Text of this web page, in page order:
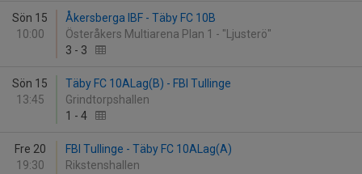
Sön 15
10:00
Åkersberga IBF - Täby FC 10B
Österåkers Multiarena Plan 1 - "Ljusterö"
3 - 3
Sön 15
13:45
Täby FC 10ALag(B) - FBI Tullinge
Grindtorpshallen
1 - 4
Fre 20
19:30
FBI Tullinge - Täby FC 10ALag(A)
Rikstenshallen